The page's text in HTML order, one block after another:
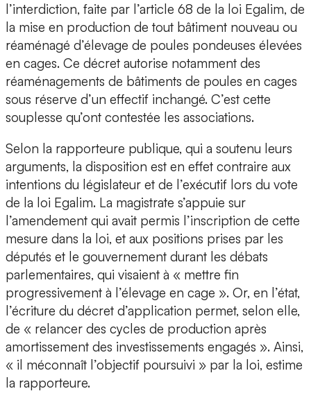
l’interdiction, faite par l’article 68 de la loi Egalim, de
la mise en production de tout bâtiment nouveau ou
réaménagé d’élevage de poules pondeuses élevées
en cages. Ce décret autorise notamment des
réaménagements de bâtiments de poules en cages
sous réserve d’un effectif inchangé. C’est cette
souplesse qu’ont contestée les associations.
Selon la rapporteure publique, qui a soutenu leurs
arguments, la disposition est en effet contraire aux
intentions du législateur et de l’exécutif lors du vote
de la loi Egalim. La magistrate s’appuie sur
l’amendement qui avait permis l’inscription de cette
mesure dans la loi, et aux positions prises par les
députés et le gouvernement durant les débats
parlementaires, qui visaient à « mettre fin
progressivement à l’élevage en cage ». Or, en l’état,
l’écriture du décret d’application permet, selon elle,
de « relancer des cycles de production après
amortissement des investissements engagés ». Ainsi,
« il méconnaît l’objectif poursuivi » par la loi, estime
la rapporteure.